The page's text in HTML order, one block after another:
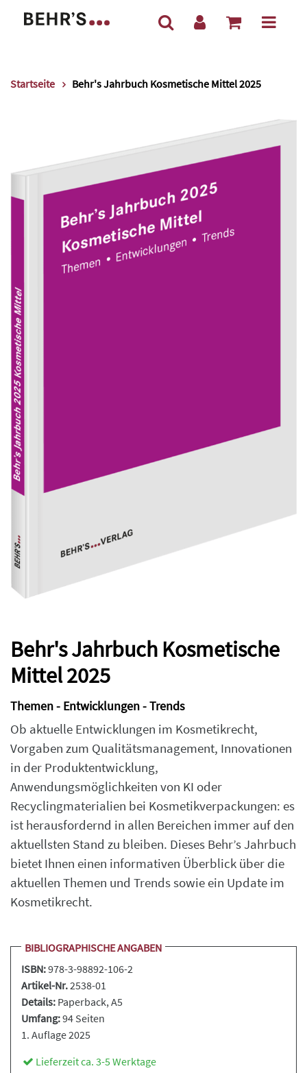
Startseite Behr's Jahrbuch Kosmetische Mittel 2025
Behr's Jahrbuch Kosmetische
Mittel 2025
Themen - Entwicklungen - Trends
Ob aktuelle Entwicklungen im Kosmetikrecht,
Vorgaben zum Qualitätsmanagement, Innovationen
in der Produktentwicklung,
Anwendungsmöglichkeiten von KI oder
Recyclingmaterialien bei Kosmetikverpackungen: es
ist herausfordernd in allen Bereichen immer auf den
aktuellsten Stand zu bleiben. Dieses Behr’s Jahrbuch
bietet Ihnen einen informativen Überblick über die
aktuellen Themen und Trends sowie ein Update im
Kosmetikrecht.
BIBLIOGRAPHISCHE ANGABEN
ISBN:978-3-98892-106-2
Artikel-Nr.2538-01
Details: Paperback, A5
Umfang:94 Seiten
1. Auflage 2025
Lieferzeit ca. 3-5 Werktage